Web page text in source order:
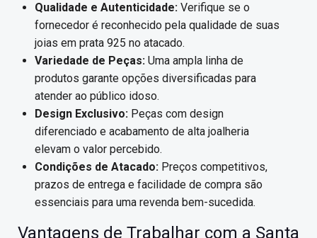
Qualidade e Autenticidade: Verifique se o
fornecedor é reconhecido pela qualidade de suas
joias em prata 925 no atacado.
Variedade de Peças: Uma ampla linha de
produtos garante opções diversificadas para
atender ao público idoso.
Design Exclusivo: Peças com design
diferenciado e acabamento de alta joalheria
elevam o valor percebido.
Condições de Atacado: Preços competitivos,
prazos de entrega e facilidade de compra são
essenciais para uma revenda bem-sucedida.
Vantagens de Trabalhar com a Santa